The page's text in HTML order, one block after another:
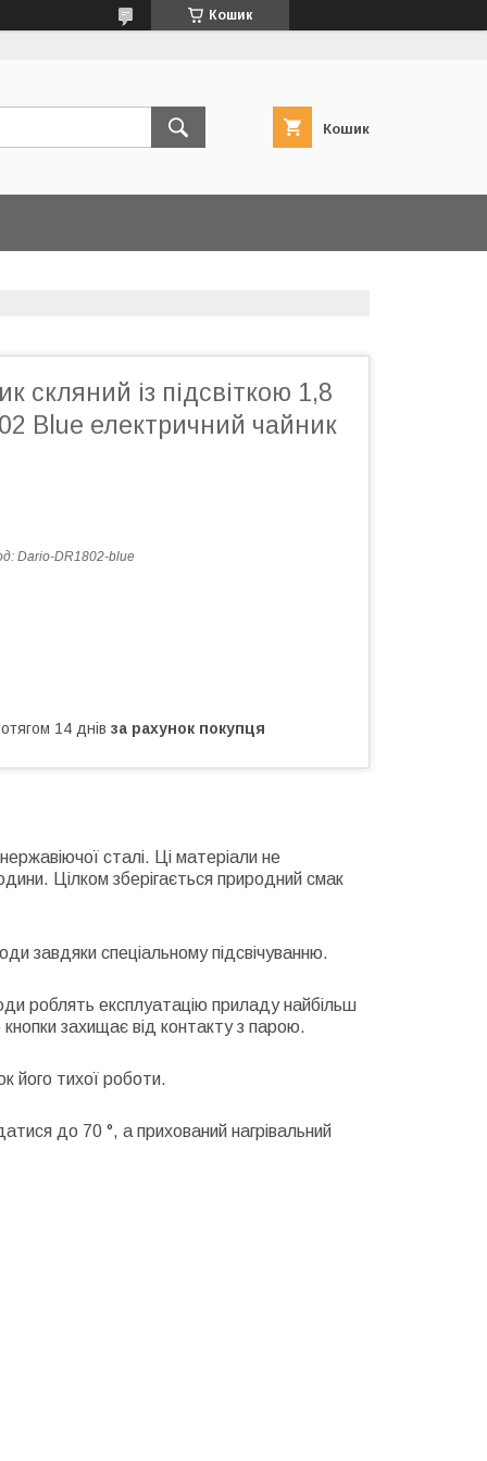
Кошик
Кошик
скляний із підсвіткою 1,8
Blue електричний чайник
Dario-DR1802-blue
14 днів за рахунок покупця
сталі. Ці матеріали не
Цілком зберігається природний смак
завдяки спеціальному підсвічуванню.
роблять експлуатацію приладу найбільш
захищає від контакту з парою.
його тихої роботи.
до 70 °, а прихований нагрівальний